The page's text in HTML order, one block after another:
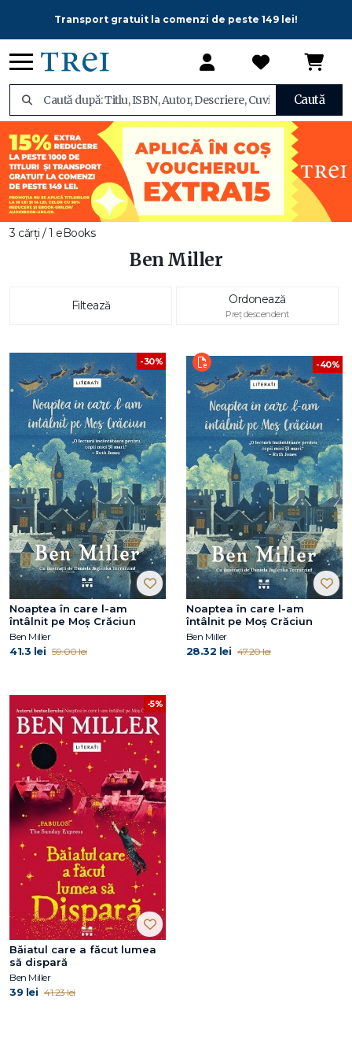
Transport gratuit la comenzi de peste 149 lei!
Caută
3 cărți / 1 eBooks
Ben Miller
Filtează Ordonează
Preț descendent
-30%
Noaptea în care l-am
întâlnit pe Moș Crăciun
Ben Miller
41.3 lei 59.00 lei
-40%
Noaptea în care l-am
întâlnit pe Moș Crăciun
Ben Miller
28.32 lei 47.20 lei
-5%
Băiatul care a făcut lumea
să dispară
Ben Miller
39 lei 41.23 lei